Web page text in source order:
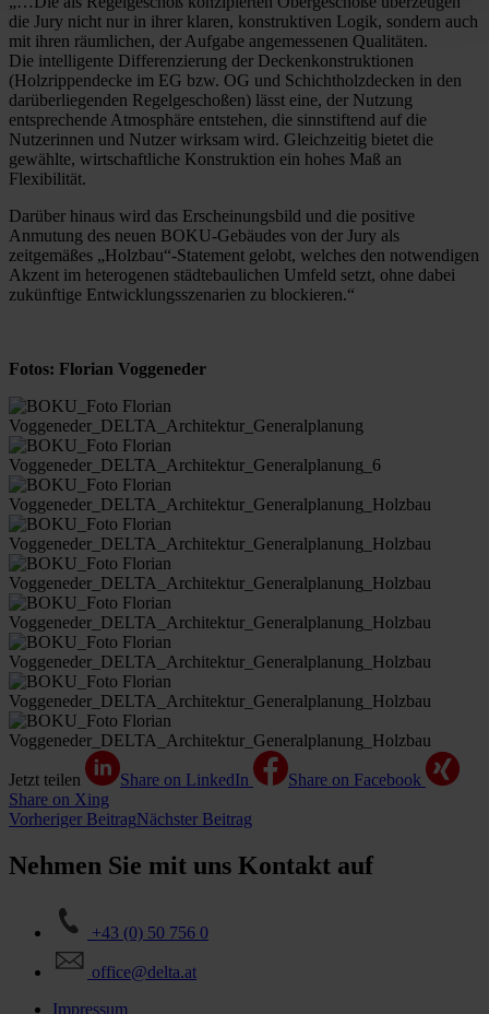
die Jury nicht nur in ihrer klaren, konstruktiven Logik, sondern auch
mit ihren räumlichen, der Aufgabe angemessenen Qualitäten.
Die intelligente Differenzierung der Deckenkonstruktionen
(Holzrippendecke im EG bzw. OG und Schichtholzdecken in den
darüberliegenden Regelgeschoßen) lässt eine, der Nutzung
entsprechende Atmosphäre entstehen, die sinnstiftend auf die
Nutzerinnen und Nutzer wirksam wird. Gleichzeitig bietet die
gewählte, wirtschaftliche Konstruktion ein hohes Maß an
Flexibilität.
Darüber hinaus wird das Erscheinungsbild und die positive
Anmutung des neuen BOKU-Gebäudes von der Jury als
zeitgemäßes „Holzbau“-Statement gelobt, welches den notwendigen
Akzent im heterogenen städtebaulichen Umfeld setzt, ohne dabei
zukünftige Entwicklungsszenarien zu blockieren.“
Fotos: Florian Voggeneder
Jetzt teilen Share on LinkedIn
Share on Facebook
Share on Xing
Vorheriger BeitragNächster Beitrag
Nehmen Sie mit uns Kontakt auf
+43 (0) 50 756 0
office@delta.at
Impressum